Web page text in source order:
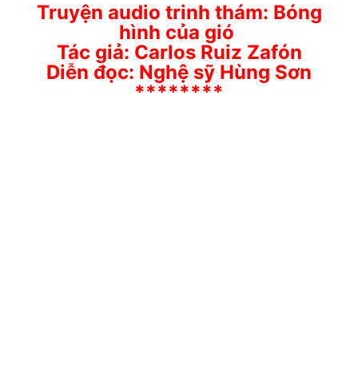
Truyện audio trinh thám: Bóng
hình của gió
Tác giả: Carlos Ruiz Zafón
Diễn đọc: Nghệ sỹ Hùng Sơn
********